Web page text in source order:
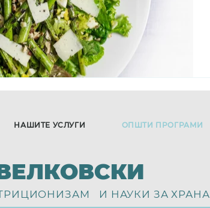
НАШИТЕ УСЛУГИ ОПШТИ ПРОГРАМИ
И НАУКИ ЗА ХРАНА